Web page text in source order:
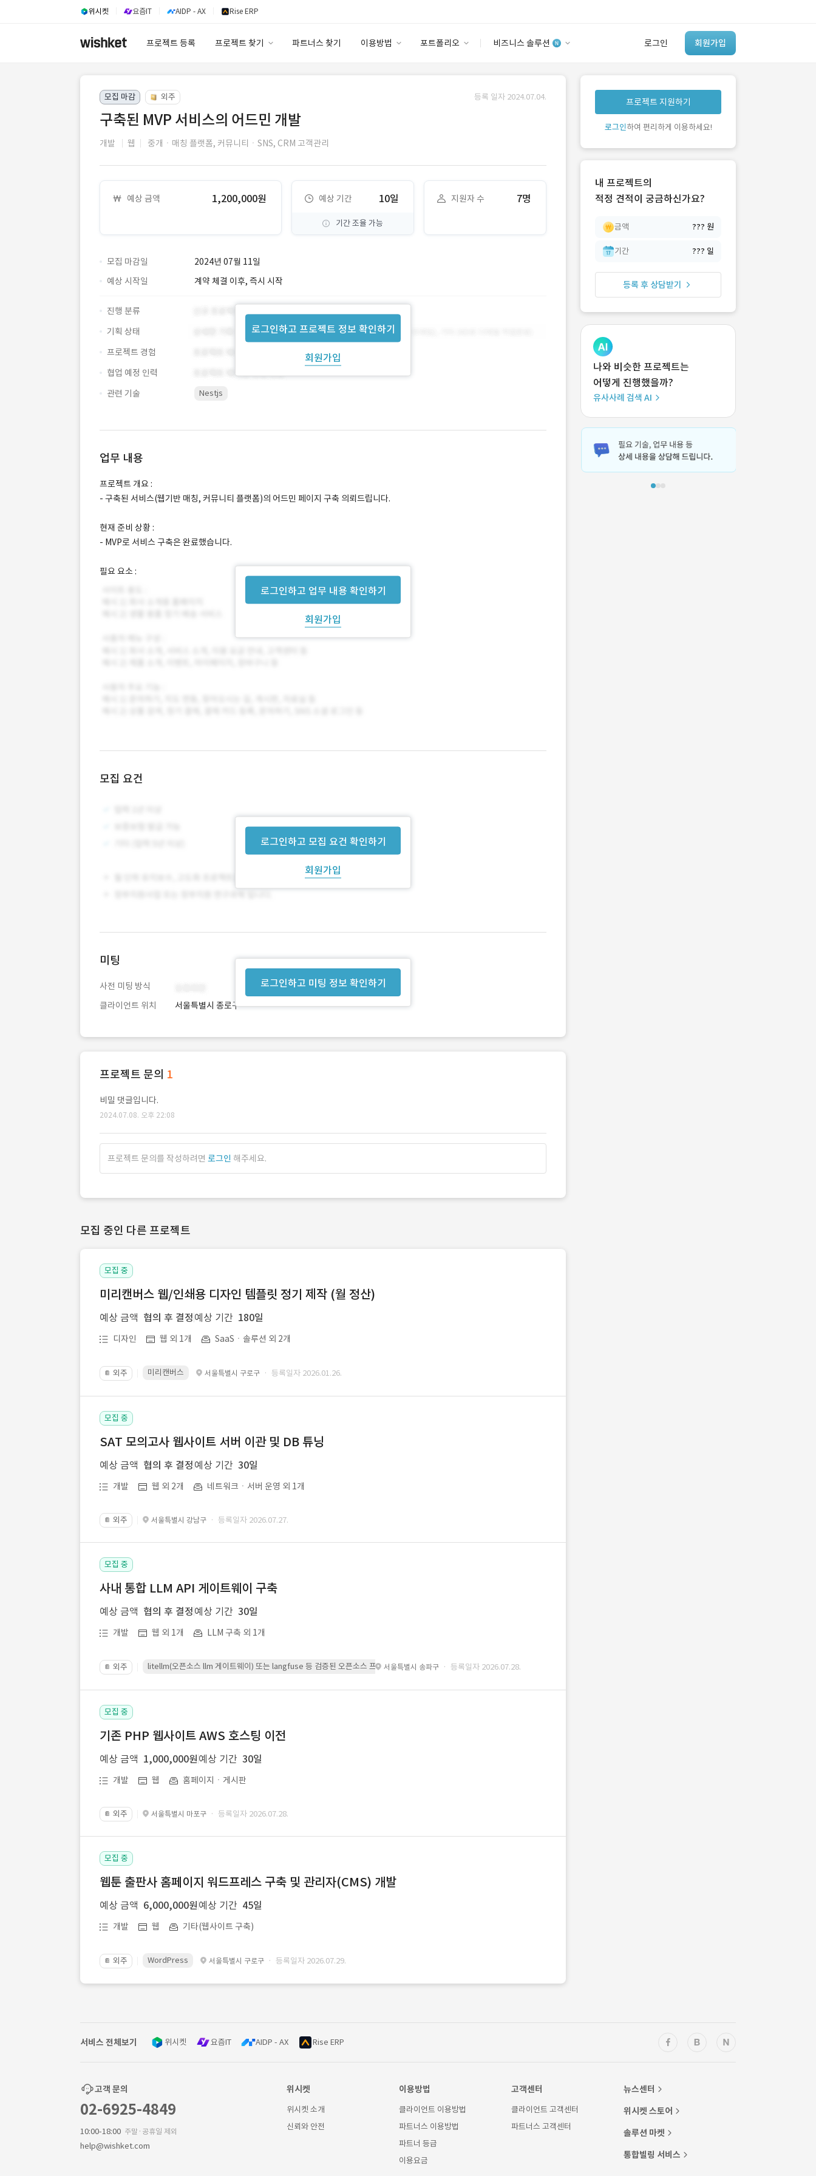
위시켓 요즘IT AIDP - AX Rise ERP
프로젝트 등록 프로젝트 찾기 파트너스 찾기 이용방법 포트폴리오 비즈니스 솔루션 로그인 회원가입
안심 코드 케어
유사사례 검색 AI
‘이런 거’ 만들어본
개발 회사 있어?
모집 마감 외주 등록 일자 2024.07.04.
구축된 MVP 서비스의 어드민 개발
개발 웹 중개ㆍ매칭 플랫폼, 커뮤니티ㆍSNS, CRM 고객관리
예상 금액 1,200,000원 예상 기간 10일
기간 조율 가능
지원자 수 7명
모집 마감일 2024년 07월 11일
로그인하고 프로젝트 정보 확인하기
회원가입
예상 시작일 계약 체결 이후, 즉시 시작
진행 분류
기획 상태
프로젝트 경험
협업 예정 인력
관련 기술
Nestjs
업무 내용
로그인하고 업무 내용 확인하기
회원가입
프로젝트 개요 :
- 구축된 서비스(웹기반 매칭, 커뮤니티 플랫폼)의 어드민 페이지 구축 의뢰드립니다.
현재 준비 상황 :
- MVP로 서비스 구축은 완료했습니다.
필요 요소 :
모집 요건
로그인하고 모집 요건 확인하기
회원가입
로그인하고 미팅 정보 확인하기
미팅
사전 미팅 방식
클라이언트 위치
서울특별시 종로구
프로젝트 문의 1
비밀 댓글입니다.
2024.07.08. 오후 22:08
프로젝트 문의를 작성하려면 로그인 해주세요.
모집 중인 다른 프로젝트
모집 중
미리캔버스 웹/인쇄용 디자인 템플릿 정기 제작 (월 정산)
예상 금액 협의 후 결정 예상 기간 180일
디자인 웹 외 1개 SaaSㆍ솔루션 외 2개
📔 외주 미리캔버스 서울특별시 구로구 · 등록일자 2026.01.26.
모집 중
SAT 모의고사 웹사이트 서버 이관 및 DB 튜닝
예상 금액 협의 후 결정 예상 기간 30일
개발 웹 외 2개 네트워크ㆍ서버 운영 외 1개
📔 외주 서울특별시 강남구 · 등록일자 2026.07.27.
모집 중
사내 통합 LLM API 게이트웨이 구축
예상 금액 협의 후 결정 예상 기간 30일
개발 웹 외 1개 LLM 구축 외 1개
📔 외주 litellm(오픈소스 llm 게이트웨이) 또는 langfuse 등 검증된 오픈소스 프레임워크를 기반으로 시스템을 구축
서울특별시 송파구 · 등록일자 2026.07.28.
모집 중
기존 PHP 웹사이트 AWS 호스팅 이전
예상 금액 1,000,000원 예상 기간 30일
개발 웹 홈페이지ㆍ게시판
📔 외주 서울특별시 마포구 · 등록일자 2026.07.28.
모집 중
웹툰 출판사 홈페이지 워드프레스 구축 및 관리자(CMS) 개발
예상 금액 6,000,000원 예상 기간 45일
개발 웹 기타(웹사이트 구축)
📔 외주 WordPress 서울특별시 구로구 · 등록일자 2026.07.29.
프로젝트 지원하기
로그인하여 편리하게 이용하세요!
내 프로젝트의
적정 견적이 궁금하신가요?
금액 ??? 원
기간 ??? 일
등록 후 상담받기
나와 비슷한 프로젝트는
어떻게 진행했을까?
유사사례 검색 AI
서비스 전체보기 위시켓 요즘IT AIDP - AX Rise ERP
고객 문의
02-6925-4849
10:00-18:00 주말·공휴일 제외
help@wishket.com
위시켓
위시켓 소개
신뢰와 안전
이용방법
클라이언트 이용방법
파트너스 이용방법
파트너 등급
이용요금
고객센터
클라이언트 고객센터
파트너스 고객센터
뉴스센터
위시켓 스토어
솔루션 마켓
통합빌링 서비스